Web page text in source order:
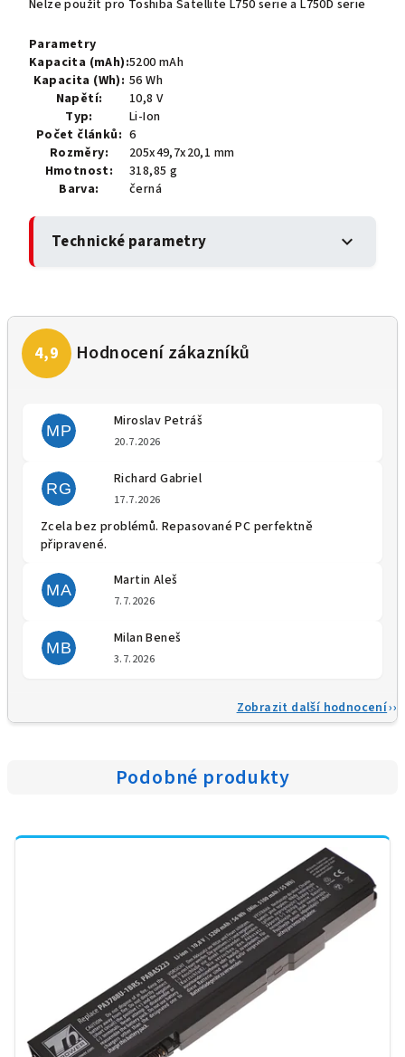
Nelze použít pro Toshiba Satellite L750 serie a L750D serie
Parametry
Kapacita (mAh):5200 mAh
Kapacita (Wh): 56 Wh
Napětí:
10,8 V
Typ:
Li-Ion
Počet článků: 6
Rozměry:
205x49,7x20,1 mm
Hmotnost:
318,85 g
Barva:
černá
Technické parametry expand_more
MP
Miroslav Petráš
20.7.2026
RG
Richard Gabriel
17.7.2026
Zcela bez problémů. Repasované PC perfektně
připravené.
MA
Martin Aleš
7.7.2026
MB
Milan Beneš
3.7.2026
Zobrazit další hodnocení
Podobné produkty